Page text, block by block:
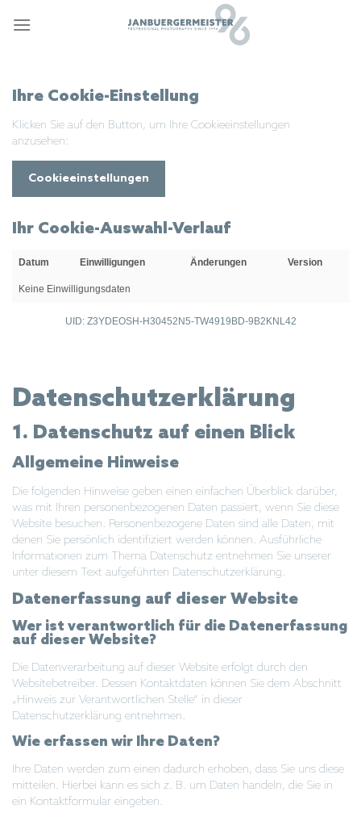
Inhalt
Ihre Cookie-Einstellung
Klicken Sie auf den Button, um Ihre Cookieeinstellungen
anzusehen:
Cookieeinstellungen
Ihr Cookie-Auswahl-Verlauf
Datum Einwilligungen Änderungen Version
Keine Einwilligungsdaten
UID: Z3YDEOSH-H30452N5-TW4919BD-9B2KNL42
Datenschutz­erklärung
1. Datenschutz auf einen Blick
Allgemeine Hinweise
Die folgenden Hinweise geben einen einfachen Überblick darüber,
was mit Ihren personenbezogenen Daten passiert, wenn Sie diese
Website besuchen. Personenbezogene Daten sind alle Daten, mit
denen Sie persönlich identifiziert werden können. Ausführliche
Informationen zum Thema Datenschutz entnehmen Sie unserer
unter diesem Text aufgeführten Datenschutzerklärung.
Datenerfassung auf dieser Website
Wer ist verantwortlich für die Datenerfassung
auf dieser Website?
Die Datenverarbeitung auf dieser Website erfolgt durch den
Websitebetreiber. Dessen Kontaktdaten können Sie dem Abschnitt
„Hinweis zur Verantwortlichen Stelle“ in dieser
Datenschutzerklärung entnehmen.
Wie erfassen wir Ihre Daten?
Ihre Daten werden zum einen dadurch erhoben, dass Sie uns diese
mitteilen. Hierbei kann es sich z. B. um Daten handeln, die Sie in
ein Kontaktformular eingeben.